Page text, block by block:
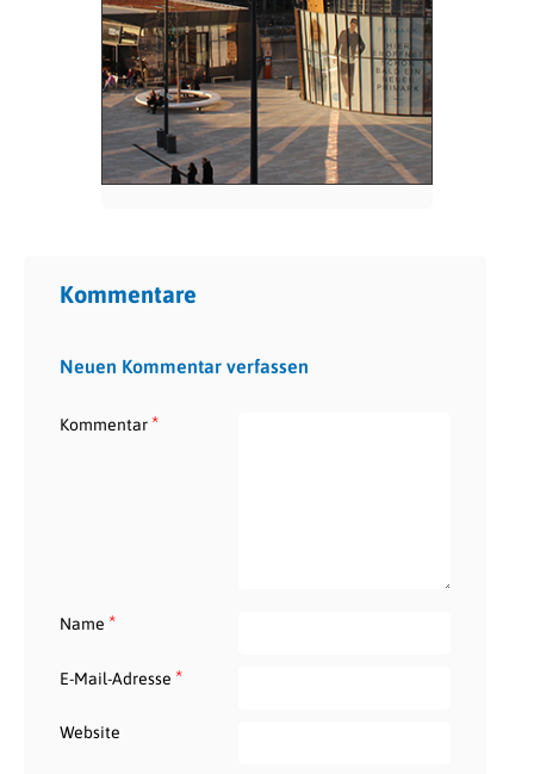
Kommentare
Neuen Kommentar verfassen
Kommentar*
Name *
E-Mail-Adresse *
Website